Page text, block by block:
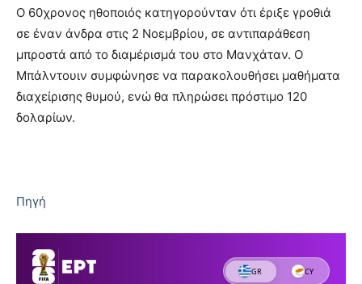
Ο 60χρονος ηθοποιός κατηγορούνταν ότι έριξε γροθιά
σε έναν άνδρα στις 2 Νοεμβρίου, σε αντιπαράθεση
μπροστά από το διαμέρισμά του στο Μανχάταν. Ο
Μπάλντουιν συμφώνησε να παρακολουθήσει μαθήματα
διαχείρισης θυμού, ενώ θα πληρώσει πρόστιμο 120
δολαρίων.
Πηγή